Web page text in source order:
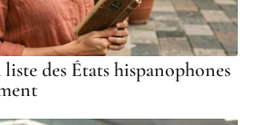
liste des États hispanophones